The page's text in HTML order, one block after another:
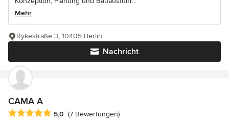
Mehr
Nachricht
Rykestraße 3, 10405 Berlin
CAMA A
Durchschnittliche Bewertung: 5 von 5 Sternen
5,0 (7 Bewertungen)